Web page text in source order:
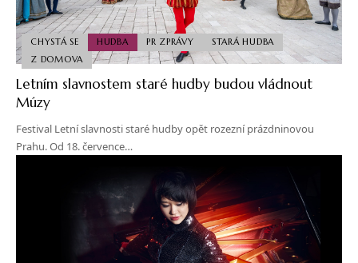
CHYSTÁ SE HUDBA PR ZPRÁVY
STARÁ HUDBA
Z DOMOVA
Letním slavnostem staré hudby budou vládnout
Múzy
Festival Letní slavnosti staré hudby opět rozezní prázdninovou
Prahu. Od 18. července…